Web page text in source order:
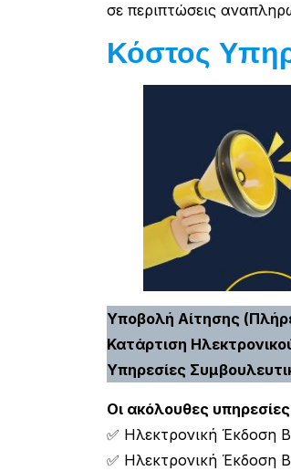
σε περιπτώσεις
Κόστος
Υποβολή Αίτησης
Κατάρτιση
Υπηρεσίες
Οι ακόλουθες
✅ Ηλεκτρονική Έκδοση
✅ Ηλεκτρονική Έκδοση